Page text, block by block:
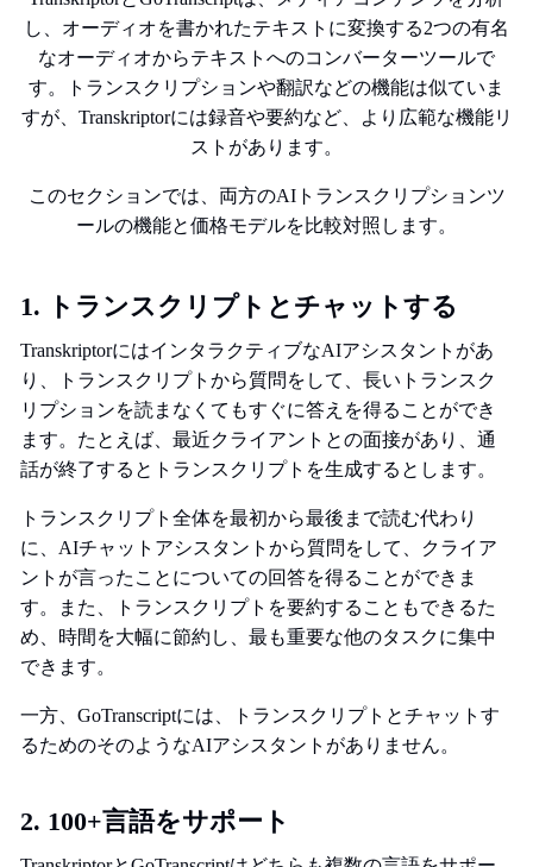
し、オーディオを書かれたテキストに変換する2つの有名
なオーディオからテキストへのコンバーターツールで
す。トランスクリプションや翻訳などの機能は似ていま
すが、Transkriptorには録音や要約など、より広範な機能リ
ストがあります。
このセクションでは、両方のAIトランスクリプションツ
ールの機能と価格モデルを比較対照します。
1. トランスクリプトとチャットする
TranskriptorにはインタラクティブなAIアシスタントがあ
り、トランスクリプトから質問をして、長いトランスク
リプションを読まなくてもすぐに答えを得ることができ
ます。たとえば、最近クライアントとの面接があり、通
話が終了するとトランスクリプトを生成するとします。
トランスクリプト全体を最初から最後まで読む代わり
に、AIチャットアシスタントから質問をして、クライア
ントが言ったことについての回答を得ることができま
す。また、トランスクリプトを要約することもできるた
め、時間を大幅に節約し、最も重要な他のタスクに集中
できます。
一方、GoTranscriptには、トランスクリプトとチャットす
るためのそのようなAIアシスタントがありません。
2. 100+言語をサポート